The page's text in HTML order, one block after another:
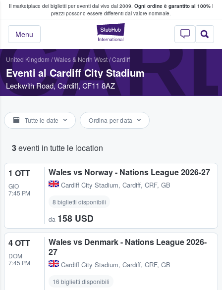
Il marketplace dei biglietti per eventi dal vivo dal 2009. Ogni ordine è garantito al 100%I
prezzi possono essere differenti dal valore nominale.
StubHub - Dove
Menu
fan comprano e vendono biglietti
United Kingdom /Wales & North West/Cardiff
Eventi al Cardiff City Stadium
Leckwith Road, Cardiff, CF11 8AZ
Tutte le date Ordina per data
3eventi in tutte le location
1 OTT
GIO
7:45 PM
Wales vs Norway - Nations League 2026-27
Cardiff City Stadium, Cardiff, CRF, GB
8 biglietti disponibili
da 158 USD
4 OTT
DOM
7:45 PM
Wales vs Denmark - Nations League 2026-
27
Cardiff City Stadium, Cardiff, CRF, GB
16 biglietti disponibili